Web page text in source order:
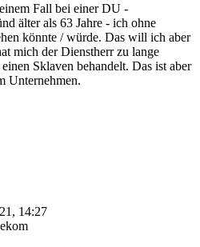
Fall bei einer DU -
älter als 63 Jahre - ich ohne
könnte / würde. Das will ich aber
mich der Dienstherr zu lange
Sklaven behandelt. Das ist aber
Unternehmen.
14:27